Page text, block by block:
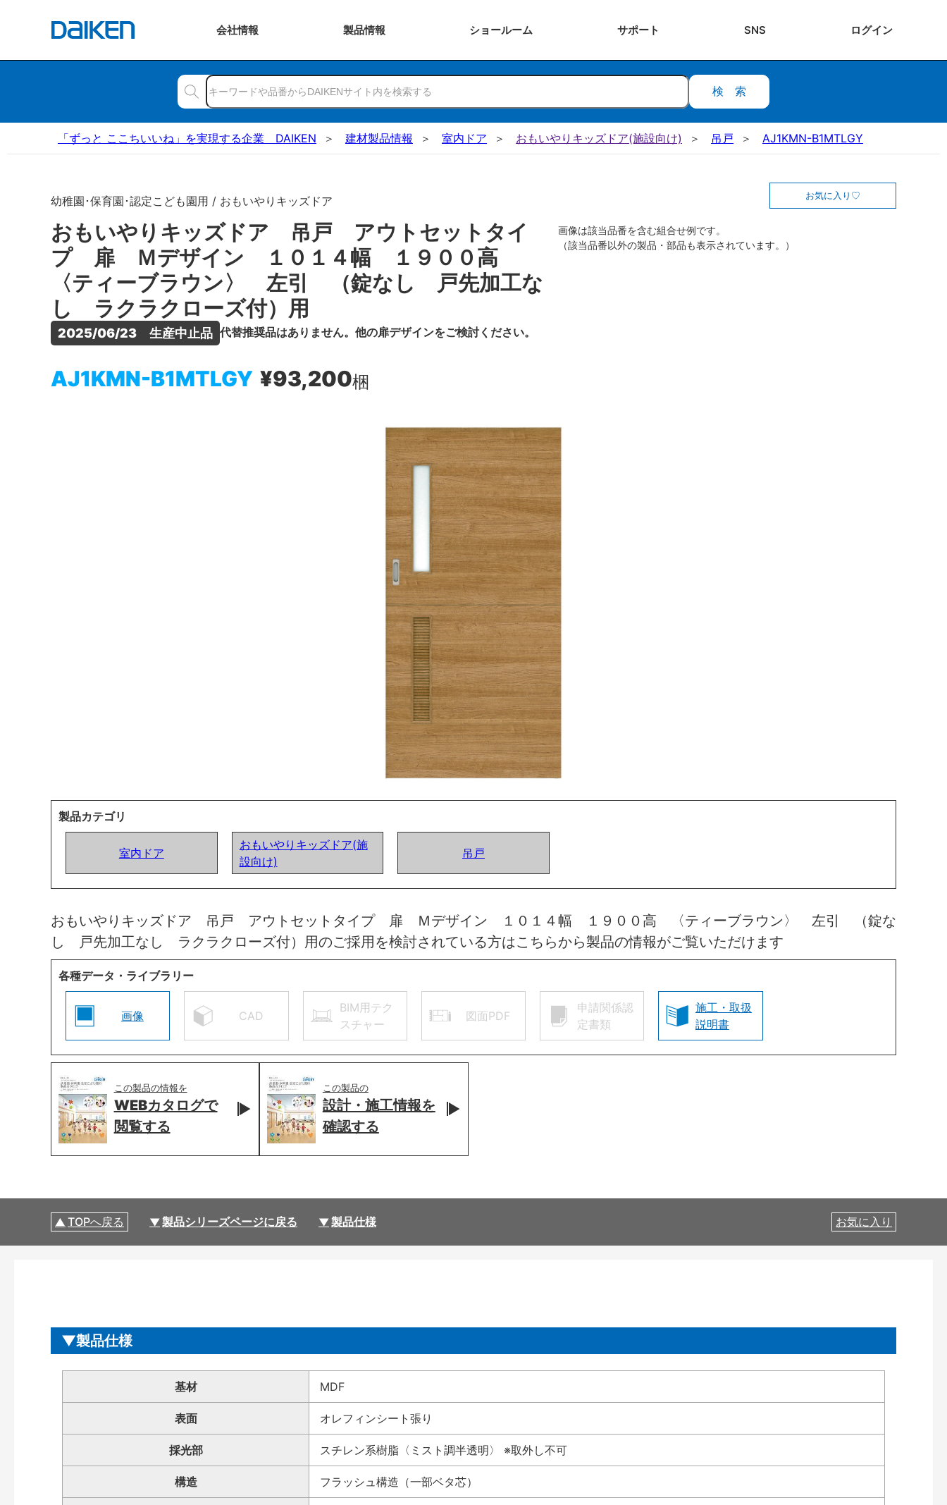
会社情報 製品情報 ショールーム サポート SNS ログイン
検索
「ずっと ここちいいね」を実現する企業 DAIKEN 建材製品情報 室内ドア おもいやりキッズドア(施設向け) 吊戸 AJ1KMN-B1MTLGY
幼稚園･保育園･認定こども園用 / おもいやりキッズドア
おもいやりキッズドア 吊戸 アウトセットタイ
プ 扉 Ｍデザイン １０１４幅 １９００高
〈ティーブラウン〉 左引 （錠なし 戸先加工な
し ラクラクローズ付）用
2025/06/23　生産中止品 代替推奨品はありません。他の扉デザインをご検討ください。
AJ1KMN-B1MTLGY ¥93,200梱
お気に入り
画像は該当品番を含む組合せ例です。
（該当品番以外の製品・部品も表示されています。）
製品カテゴリ
室内ドア
おもいやりキッズドア(施
設向け)
吊戸
おもいやりキッズドア 吊戸 アウトセットタイプ 扉 Ｍデザイン １０１４幅 １９００高 〈ティーブラウン〉 左引 （錠な
し 戸先加工なし ラクラクローズ付）用のご採用を検討されている方はこちらから製品の情報がご覧いただけます
各種データ・ライブラリー
画像 CAD
BIM用テク
スチャー
図面PDF
申請関係認
定書類
施工・取扱
説明書
この製品の情報を
WEBカタログで
閲覧する
この製品の
設計・施工情報を
確認する
TOPへ戻る 製品シリーズページに戻る 製品仕様 お気に入り
製品仕様
基材 MDF
表面 オレフィンシート張り
採光部 スチレン系樹脂〈ミスト調半透明〉 ※取外し不可
構造 フラッシュ構造（一部ベタ芯）